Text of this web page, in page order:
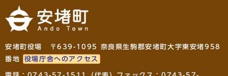
安堵町役場 〒639-1095 奈良県生駒郡安堵町大字東安堵958
番地
役場庁舎へのアクセス